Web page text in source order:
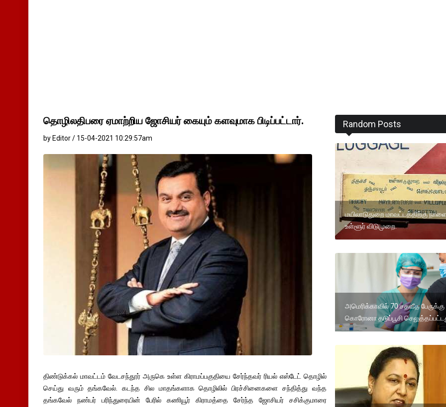
தொழிலதிபரை ஏமாற்றிய ஜோசியர் கையும் களவுமாக பிடிப்பட்டார்.
by Editor / 15-04-2021 10:29:57am
திண்டுக்கல் மாவட்டம் வேடசந்தூர் அருகெ உள்ள கிராமப்பகுதியை சேர்ந்தவர் ரியல் எஸ்டேட் தொழில்
செய்து வரும் தங்கவேல். கடந்த சில மாதங்களாக தொழிலில் பிரச்சினைகளை சந்தித்து வந்த
தங்கவேல் நண்பர் பரிந்துரையின் பேரில் கணியூர் கிராமத்தை சேர்ந்த ஜோசியர் சசிக்குமாரை
Random Posts
மயிலாடுதுறை மாவட்டத்திற்கு
உள்ளூர் விடுமுறை.
அமெரிக்காவில் 70 சதவீத பேருக்கு
கொரோனா தடுப்பூசி